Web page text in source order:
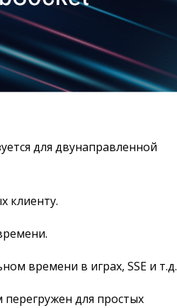
для двунаправленной
клиенту.
времени в играх, SSE и т.д.
для простых